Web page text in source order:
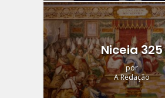
Niceia 325
por
A Redação